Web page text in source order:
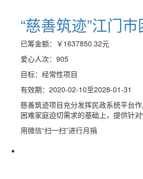
“慈善筑迹”江门
已筹金额： ￥1637850.32元
爱心人次：905
目标：经常性项目
有效期：2020-02-10至2028-01-31
慈善筑迹项目充分发挥民政系统平台
困难家庭迫切需求的基础上，提供针
用微信“扫一扫”进行月捐